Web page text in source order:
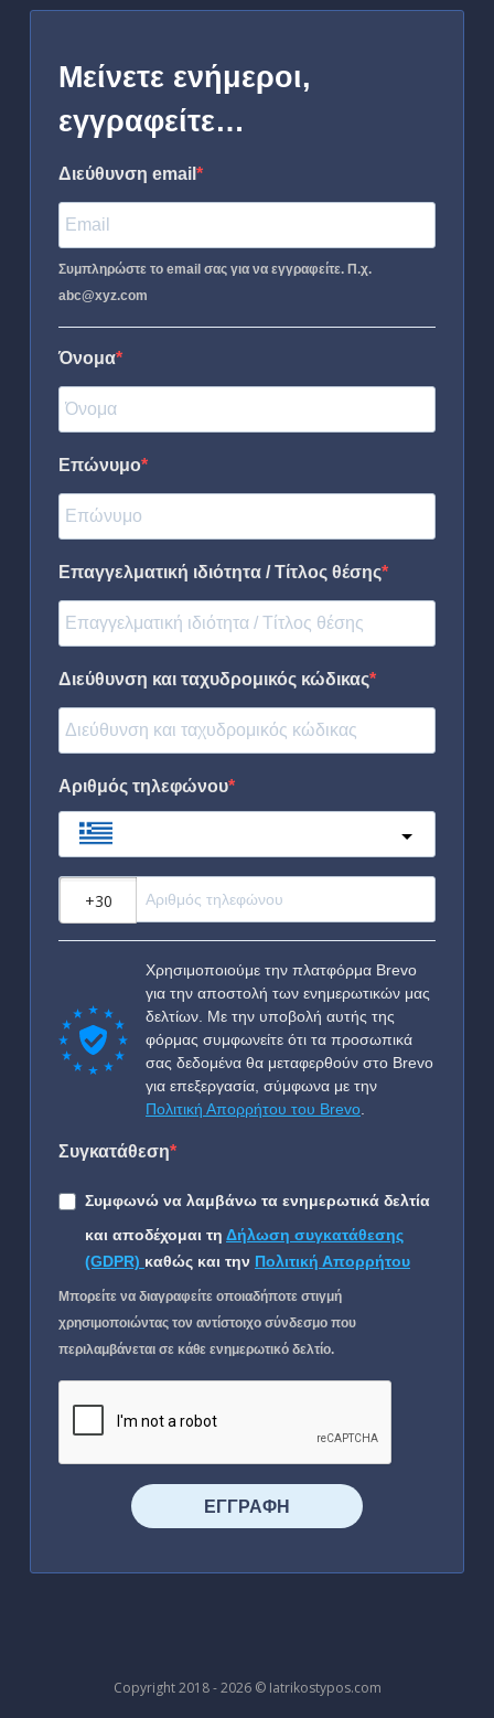
Μείνετε ενήμεροι,
εγγραφείτε…
Διεύθυνση email
Συμπληρώστε το email σας για να εγγραφείτε. Π.χ.
abc@xyz.com
Όνομα
Επώνυμο
Επαγγελματική ιδιότητα / Τίτλος θέσης
Διεύθυνση και ταχυδρομικός κώδικας
Αριθμός τηλεφώνου
Χρησιμοποιούμε την πλατφόρμα Brevo
για την αποστολή των ενημερωτικών μας
δελτίων. Με την υποβολή αυτής της
φόρμας συμφωνείτε ότι τα προσωπικά
σας δεδομένα θα μεταφερθούν στο Brevo
για επεξεργασία, σύμφωνα με την
Πολιτική Απορρήτου του Brevo
Συγκατάθεση
Συμφωνώ να λαμβάνω τα ενημερωτικά δελτία
και αποδέχομαι τη Δήλωση συγκατάθεσης
(GDPR) καθώς και την Πολιτική Απορρήτου
Μπορείτε να διαγραφείτε οποιαδήποτε στιγμή
χρησιμοποιώντας τον αντίστοιχο σύνδεσμο που
περιλαμβάνεται σε κάθε ενημερωτικό δελτίο.
⠀⠀⠀⠀ΕΓΓΡΑΦΗ⠀⠀⠀⠀
Copyright 2018 - 2026 © Iatrikostypos.com